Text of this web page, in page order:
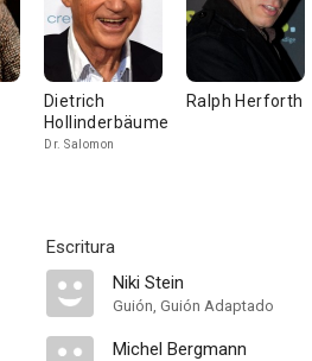
Dietrich
Hollinderbäumer
Dr. Salomon
Ralph Herforth
Escritura
Niki Stein
Guión, Guión Adaptado
Michel Bergmann